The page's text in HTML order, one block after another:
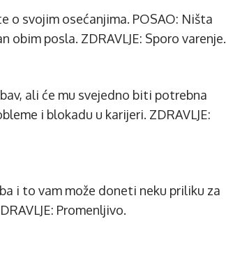
o svojim osećanjima. POSAO: Ništa
posla. ZDRAVLJE: Sporo varenje.
ali će mu svejedno biti potrebna
i blokadu u karijeri. ZDRAVLJE:
i to vam može doneti neku priliku za
Promenljivo.